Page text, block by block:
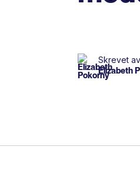
Skrevet av
Elizabeth